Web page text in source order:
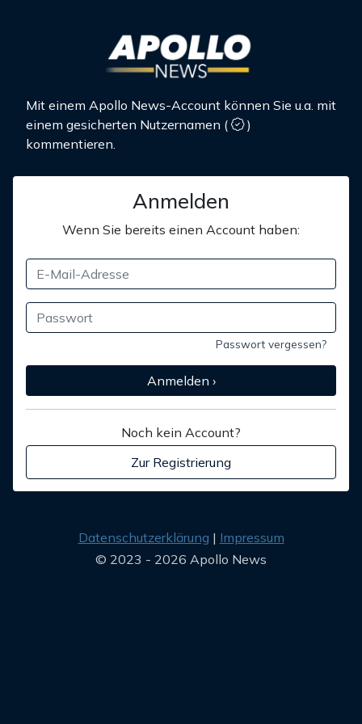
Mit einem Apollo News-Account können Sie u.a. mit
einem gesicherten Nutzernamen (
)
kommentieren.
Anmelden
Wenn Sie bereits einen Account haben:
Passwort vergessen?
Anmelden ›
Noch kein Account?
Zur Registrierung
Datenschutzerklärung
Impressum
© 2023 - 2026 Apollo News